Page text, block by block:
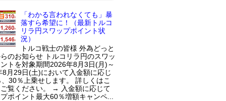
「わかる言われなくても」暴
落すら希望に！（最新トルコ
リラ円スワップポイント状
況）
トルコ戦士の皆様 外為どっと
のお知らせ トルコリラ円のスワッ
トを対象期間2026年8月3日(月)～
8月29日(土)において入金額に応じ
30％上乗せします。 詳しくはこ
覧ください。 → 入金額に応じて
ポイント最大60％増額キャンペ...